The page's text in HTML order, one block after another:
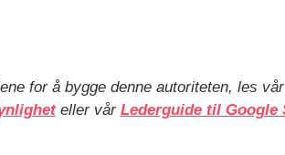
for å bygge denne autoriteten, les
eller vår Lederguide til Google